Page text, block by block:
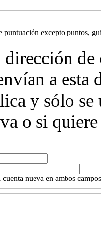
puntuación excepto puntos,
a
y sólo
o si
nueva en ambos